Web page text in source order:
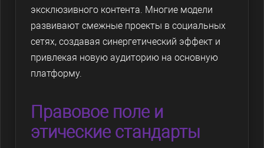
эксклюзивного контента. Многие модели
развивают смежные проекты в социальных
сетях, создавая синергетический эффект и
привлекая новую аудиторию на основную
платформу.
Правовое поле и
этические стандарты